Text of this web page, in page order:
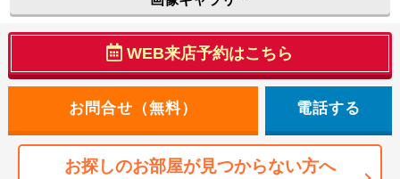
WEB来店予約はこちら
電話する
お探しのお部屋が見つからない方へ